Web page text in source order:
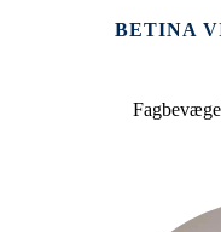
BETINA